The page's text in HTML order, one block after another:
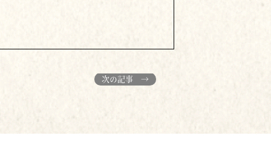
次の記事 →